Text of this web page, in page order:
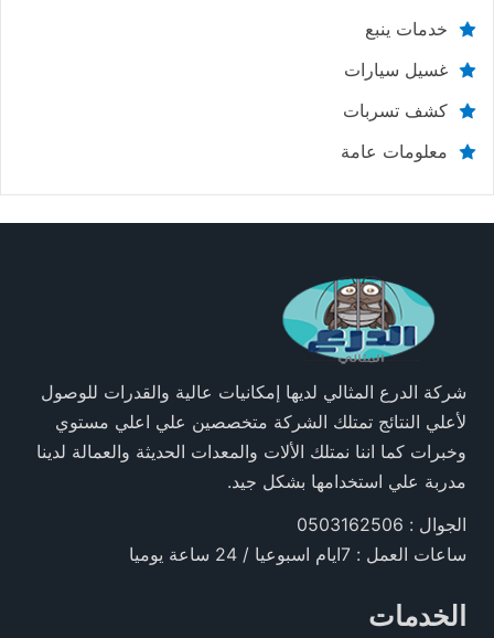
خدمات ينبع
غسيل سيارات
كشف تسربات
معلومات عامة
شركة الدرع المثالي لديها إمكانيات عالية والقدرات للوصول
لأعلي النتائج تمتلك الشركة متخصصين علي اعلي مستوي
وخبرات كما اننا نمتلك الألات والمعدات الحديثة والعمالة لدينا
مدربة علي استخدامها بشكل جيد.
الجوال : 0503162506
ساعات العمل : 7ايام اسبوعيا / 24 ساعة يوميا
الخدمات